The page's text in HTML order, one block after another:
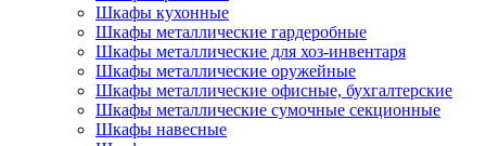
Шкафы кухонные
Шкафы металлические гардеробные
Шкафы металлические для хоз-инвентаря
Шкафы металлические оружейные
Шкафы металлические офисные, бухгалтерские
Шкафы металлические сумочные секционные
Шкафы навесные